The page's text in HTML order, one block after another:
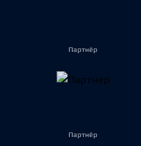
Партнёр
Партнёр